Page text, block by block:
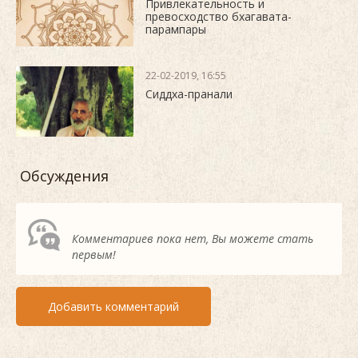
Привлекательность и
превосходство бхагавата-
парампары
22-02-2019, 16:55
Сиддха-пранали
Обсуждения
Комментариев пока нет, Вы можете стать
первым!
Добавить комментарий